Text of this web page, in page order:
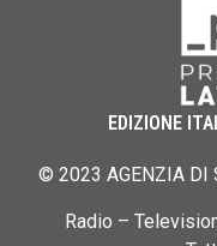
EDIZIONE
© 2023 AGENZIA DI
Radio –